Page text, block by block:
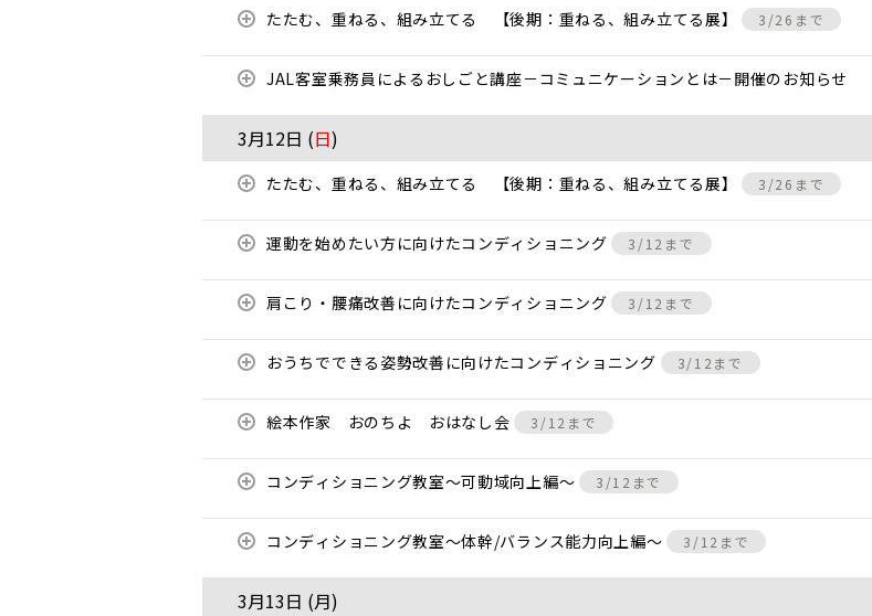
たたむ、重ねる、組み立てる 【後期：重ねる、組み立てる展】 3/26まで
JAL客室乗務員によるおしごと講座－コミュニケーションとは－開催のお知らせ
3月12日 (日)
たたむ、重ねる、組み立てる 【後期：重ねる、組み立てる展】 3/26まで
運動を始めたい方に向けたコンディショニング 3/12まで
肩こり・腰痛改善に向けたコンディショニング 3/12まで
おうちでできる姿勢改善に向けたコンディショニング 3/12まで
絵本作家 おのちよ おはなし会 3/12まで
コンディショニング教室〜可動域向上編〜 3/12まで
コンディショニング教室〜体幹/バランス能力向上編〜 3/12まで
3月13日 (月)